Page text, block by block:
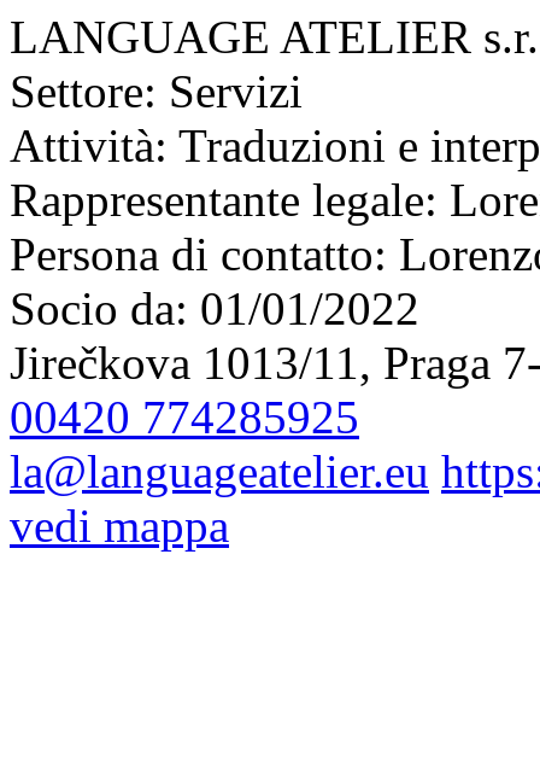
LANGUAGE ATELIER
Settore: Servizi
Attività: Traduzioni e
Rappresentante legale:
Persona di contatto:
Socio da: 01/01/2022
Jirečkova 1013/11, Praga
00420 774285925
la@languageatelier.eu
vedi mappa